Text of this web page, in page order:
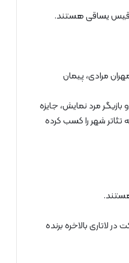
قیس ‌یساقی هستند.
مرادی، پیمان
مرد نمایش، جایزه
تئاتر شهر را کسب کرده
لاتاری بالاخره برنده